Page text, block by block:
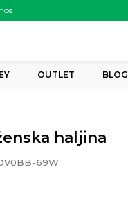
OUTLET BLOG
haljina
69W